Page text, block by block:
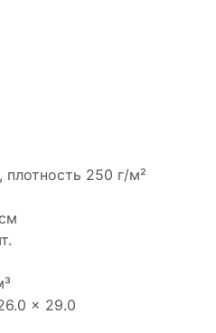
плотность 250 г/м²
× 29.0